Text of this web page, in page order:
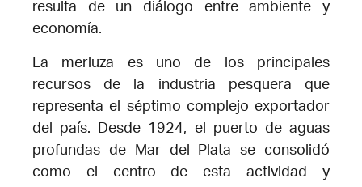
resulta de un diálogo entre ambiente y
economía.
La merluza es uno de los principales
recursos de la industria pesquera que
representa el séptimo complejo exportador
del país. Desde 1924, el puerto de aguas
profundas de Mar del Plata se consolidó
como el centro de esta actividad y